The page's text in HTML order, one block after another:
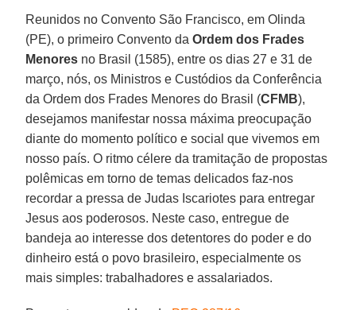
Reunidos no Convento São Francisco, em Olinda
(PE), o primeiro Convento daOrdem dos Frades
Menores no Brasil (1585), entre os dias 27 e 31 de
março, nós, os Ministros e Custódios da Conferência
da Ordem dos Frades Menores do Brasil (CFMB),
desejamos manifestar nossa máxima preocupação
diante do momento político e social que vivemos em
nosso país. O ritmo célere da tramitação de propostas
polêmicas em torno de temas delicados faz-nos
recordar a pressa de Judas Iscariotes para entregar
Jesus aos poderosos. Neste caso, entregue de
bandeja ao interesse dos detentores do poder e do
dinheiro está o povo brasileiro, especialmente os
mais simples: trabalhadores e assalariados.